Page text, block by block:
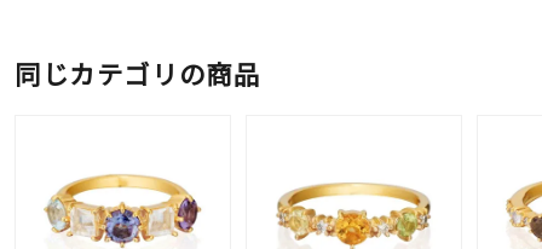
同じカテゴリの商品